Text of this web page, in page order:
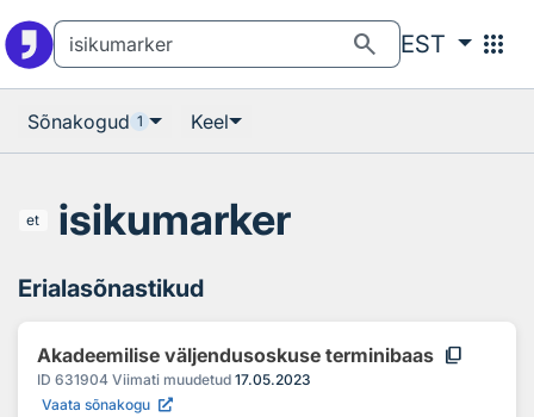
search EST apps
Sõnakogud 1 Keel
et isikumarker
Erialasõnastikud
Akadeemilise väljendusoskuse terminibaas content_copy
ID 631904 Viimati muudetud 17.05.2023
Vaata sõnakogu